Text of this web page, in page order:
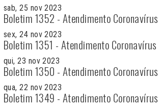
sab, 25 nov 2023
Boletim 1352 - Atendimento Coronavírus
sex, 24 nov 2023
Boletim 1351 - Atendimento Coronavírus
qui, 23 nov 2023
Boletim 1350 - Atendimento Coronavírus
qua, 22 nov 2023
Boletim 1349 - Atendimento Coronavírus